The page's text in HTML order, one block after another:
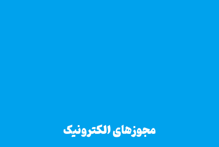
مجوزهای الکترونیک